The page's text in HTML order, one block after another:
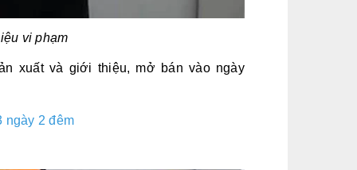
vi phạm
xuất và giới thiệu, mở bán vào ngày
ngày 2 đêm